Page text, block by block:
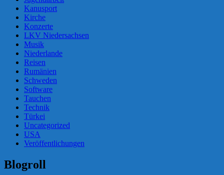
Kanusport
Kirche
Konzerte
LKV Niedersachsen
Musik
Niederlande
Reisen
Rumänien
Schweden
Software
Tauchen
Technik
Türkei
Uncategorized
USA
Veröffentlichungen
Blogroll